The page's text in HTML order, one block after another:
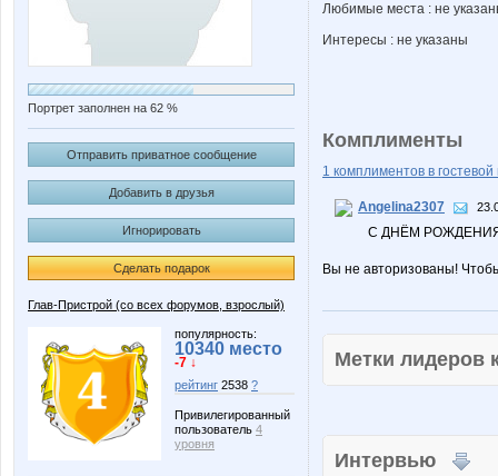
Портрет заполнен на 62 %
Отправить приватное сообщение
Добавить в друзья
Игнорировать
Сделать подарок
Глав-Пристрой (со всех форумов, взрослый)
популярность:
10340 место
-7 ↓
рейтинг 2538 ?
Привилегированный
пользователь 4
уровня
Любимые места : не
Интересы : не указаны
Комплименты
1 комплиментов в гостевой
Angelina2307
С ДНЁМ
Вы не авторизованы!
Метки
Интервью